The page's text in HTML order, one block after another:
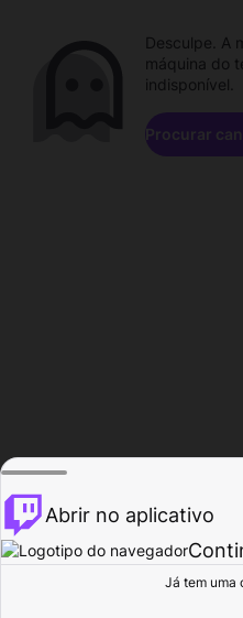
Procurar
Desculpe. A
máquina do
indisponível.
Procurar
Abrir no aplicativo
Já tem uma